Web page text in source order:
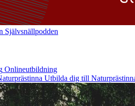
Självsnällpodden
Onlineutbildning
Utbilda dig till